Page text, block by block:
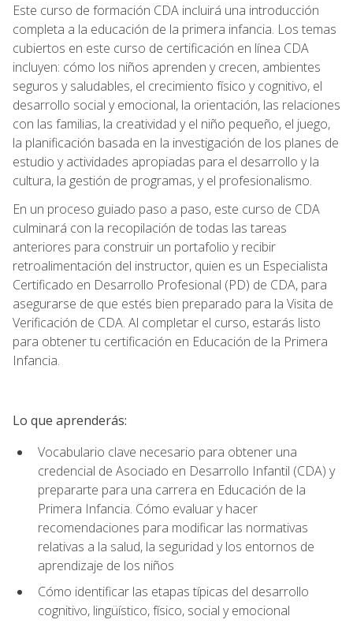
Este curso de formación CDA incluirá una introducción
completa a la educación de la primera infancia. Los temas
cubiertos en este curso de certificación en línea CDA
incluyen: cómo los niños aprenden y crecen, ambientes
seguros y saludables, el crecimiento físico y cognitivo, el
desarrollo social y emocional, la orientación, las relaciones
con las familias, la creatividad y el niño pequeño, el juego,
la planificación basada en la investigación de los planes de
estudio y actividades apropiadas para el desarrollo y la
cultura, la gestión de programas, y el profesionalismo.
En un proceso guiado paso a paso, este curso de CDA
culminará con la recopilación de todas las tareas
anteriores para construir un portafolio y recibir
retroalimentación del instructor, quien es un Especialista
Certificado en Desarrollo Profesional (PD) de CDA, para
asegurarse de que estés bien preparado para la Visita de
Verificación de CDA. Al completar el curso, estarás listo
para obtener tu certificación en Educación de la Primera
Infancia.
Lo que aprenderás:
Vocabulario clave necesario para obtener una
credencial de Asociado en Desarrollo Infantil (CDA) y
prepararte para una carrera en Educación de la
Primera Infancia. Cómo evaluar y hacer
recomendaciones para modificar las normativas
relativas a la salud, la seguridad y los entornos de
aprendizaje de los niños
Cómo identificar las etapas típicas del desarrollo
cognitivo, lingüístico, físico, social y emocional